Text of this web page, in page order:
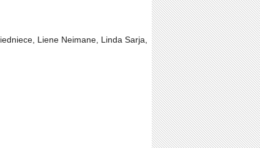
Liene Neimane, Linda Sarja,